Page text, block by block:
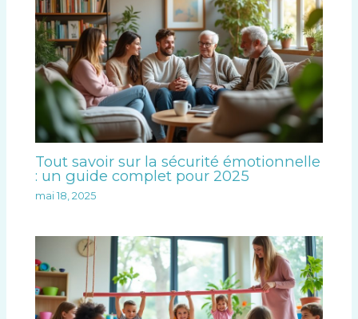
Tout savoir sur la sécurité émotionnelle
: un guide complet pour 2025
mai 18, 2025